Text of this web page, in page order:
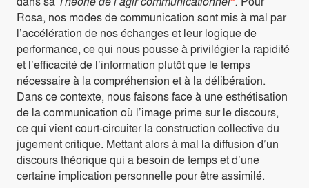
Rosa, nos modes de communication sont mis à mal par
l’accélération de nos échanges et leur logique de
performance, ce qui nous pousse à privilégier la rapidité
et l’efficacité de l’information plutôt que le temps
nécessaire à la compréhension et à la délibération.
Dans ce contexte, nous faisons face à une esthétisation
de la communication où l’image prime sur le discours,
ce qui vient court-circuiter la construction collective du
jugement critique. Mettant alors à mal la diffusion d’un
discours théorique qui a besoin de temps et d’une
certaine implication personnelle pour être assimilé.